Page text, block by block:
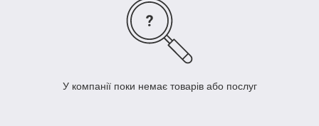
У компанії поки немає товарів або послуг